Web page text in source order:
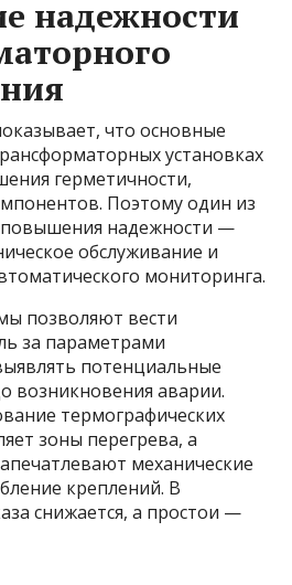
надежности
что основные
установках
герметичности,
Поэтому один из
надежности —
обслуживание и
мониторинга.
позволяют вести
за параметрами
потенциальные
возникновения аварии.
термографических
зоны перегрева, а
механические
креплений. В
снижается, а простои —